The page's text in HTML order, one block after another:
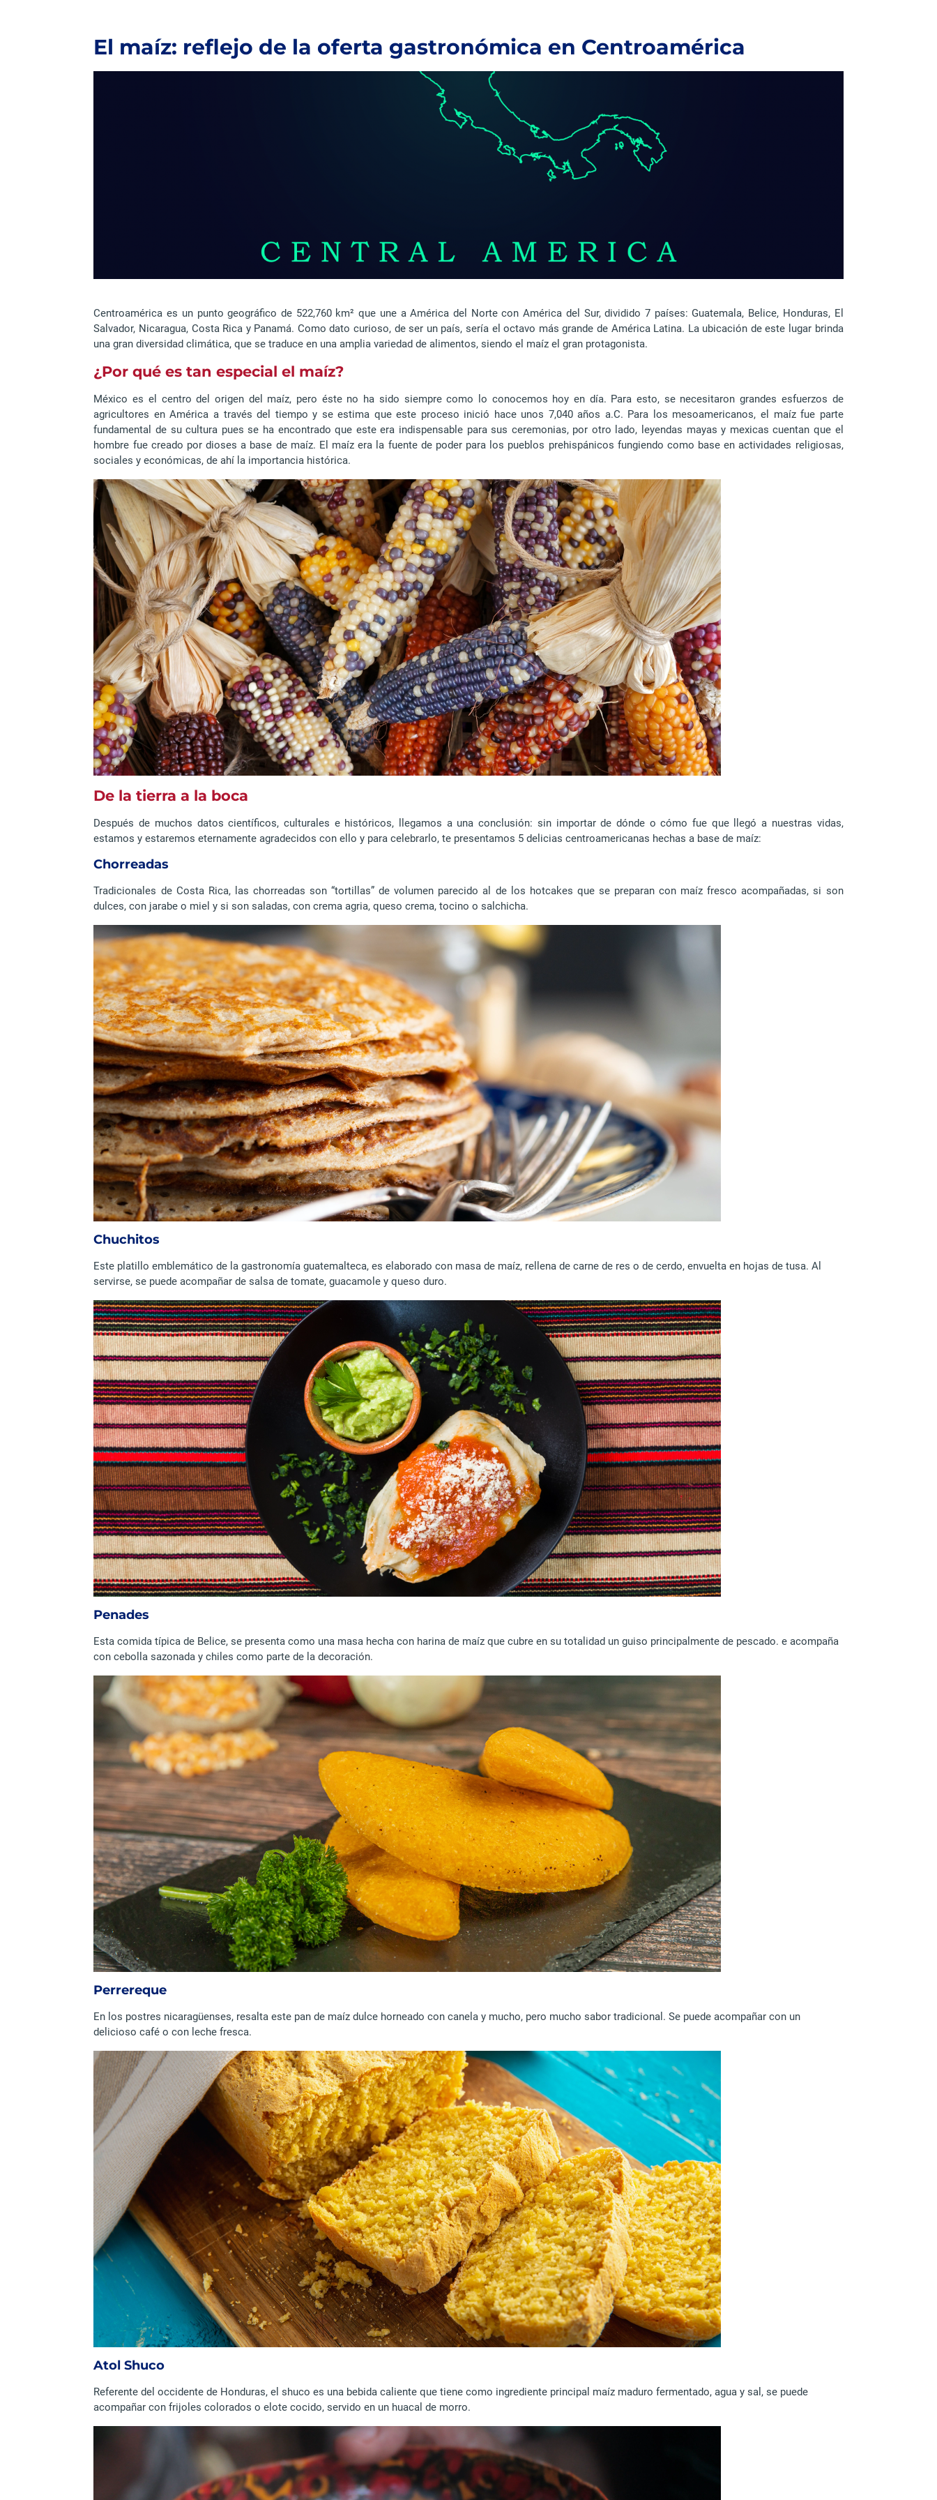
El maíz: reflejo de la oferta gastronómica en Centroamérica
Centroamérica es un punto geográfico de 522,760 km² que une a América del Norte con América del Sur, dividido 7 países: Guatemala, Belice, Honduras, El
Salvador, Nicaragua, Costa Rica y Panamá. Como dato curioso, de ser un país, sería el octavo más grande de América Latina. La ubicación de este lugar brinda
una gran diversidad climática, que se traduce en una amplia variedad de alimentos, siendo el maíz el gran protagonista.
¿Por qué es tan especial el maíz?
México es el centro del origen del maíz, pero éste no ha sido siempre como lo conocemos hoy en día. Para esto, se necesitaron grandes esfuerzos de
agricultores en América a través del tiempo y se estima que este proceso inició hace unos 7,040 años a.C. Para los mesoamericanos, el maíz fue parte
fundamental de su cultura pues se ha encontrado que este era indispensable para sus ceremonias, por otro lado, leyendas mayas y mexicas cuentan que el
hombre fue creado por dioses a base de maíz. El maíz era la fuente de poder para los pueblos prehispánicos fungiendo como base en actividades religiosas,
sociales y económicas, de ahí la importancia histórica.
De la tierra a la boca
Después de muchos datos científicos, culturales e históricos, llegamos a una conclusión: sin importar de dónde o cómo fue que llegó a nuestras vidas,
estamos y estaremos eternamente agradecidos con ello y para celebrarlo, te presentamos 5 delicias centroamericanas hechas a base de maíz:
Chorreadas
Tradicionales de Costa Rica, las chorreadas son “tortillas” de volumen parecido al de los hotcakes que se preparan con maíz fresco acompañadas, si son
dulces, con jarabe o miel y si son saladas, con crema agria, queso crema, tocino o salchicha.
Chuchitos
Este platillo emblemático de la gastronomía guatemalteca, es elaborado con masa de maíz, rellena de carne de res o de cerdo, envuelta en hojas de tusa. Al
servirse, se puede acompañar de salsa de tomate, guacamole y queso duro.
Penades
Esta comida típica de Belice, se presenta como una masa hecha con harina de maíz que cubre en su totalidad un guiso principalmente de pescado. e acompaña
con cebolla sazonada y chiles como parte de la decoración.
Perrereque
En los postres nicaragüenses, resalta este pan de maíz dulce horneado con canela y mucho, pero mucho sabor tradicional. Se puede acompañar con un
delicioso café o con leche fresca.
Atol Shuco
Referente del occidente de Honduras, el shuco es una bebida caliente que tiene como ingrediente principal maíz maduro fermentado, agua y sal, se puede
acompañar con frijoles colorados o elote cocido, servido en un huacal de morro.